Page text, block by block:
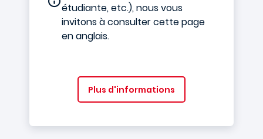
étudiante, etc.), nous vous
invitons à consulter cette page
en anglais.
Plus d'informations